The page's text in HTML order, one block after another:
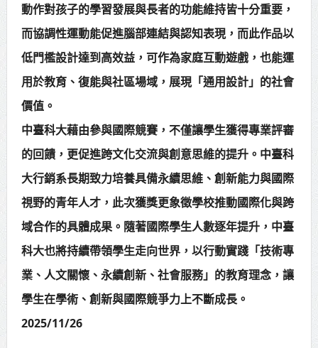
動作對孩子的學習發展與長者的功能維持皆十分重要，
而協調性運動能促進腦部連結與認知表現，而此作品以
低門檻設計達到高效益，可作為家庭互動遊戲，也能運
用於教育、復能與社區場域，展現「通用設計」的社會
價值。
中臺科大藉由參與國際競賽，不僅讓學生獲得專業評審
的回饋，更促進跨文化交流與創意思維的提升。中臺科
大行銷系長期致力培養具備永續思維、創新能力與國際
視野的青年人才，此次獲獎更象徵學校推動國際化與跨
域合作的具體成果。隨著國際學生人數逐年提升，中臺
科大也將持續帶領學生走向世界，以行動實踐「技術專
業、人文關懷、永續創新、社會服務」的教育理念，讓
學生在學術、創新與國際競爭力上不斷成長。
2025/11/26